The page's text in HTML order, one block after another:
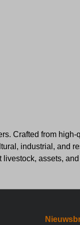
Crafted from
industrial, and
assets,